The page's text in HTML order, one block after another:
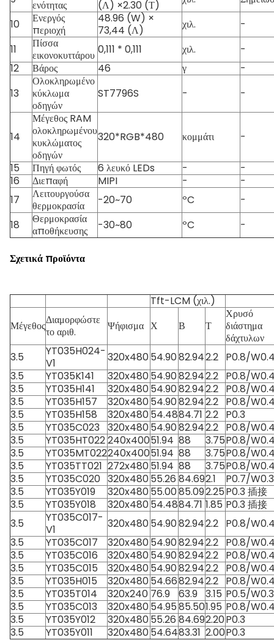
ενότητας (Λ) ×2.30 (Τ)
10
Ενεργός
περιοχή
48.96 (W) ×
73,44 (Λ)
χιλ.
-
11
Πίσσα
εικονοκυττάρου 0,111 * 0,111 χιλ.
-
12
Βάρος 46 γ
-
13
Ολοκληρωμένο
κύκλωμα
οδηγών
ST7796S - -
14
Μέγεθος RAM
ολοκληρωμένου
κυκλώματος
οδηγών
320*RGB*480 κομμάτι -
15 Πηγή φωτός 6 λευκό LEDs -
-
16
Διεπαφή MIPI -
-
17
Λειτουργούσα
θερμοκρασία
-20~70 ºC
-
18
Θερμοκρασία
αποθήκευσης
-30~80 ºC -
Σχετικά προϊόντα
Tft-LCM (χιλ.)
ΜέγεθοςΔιαμορφώστε
το αριθ.
Ψήφισμα Χ Β Τ
Χρυσό
διάστημα
δάχτυλων
3.5
YT035H024-
V1
320x48054.9082.942.2 P0.8/
3.5
YT035K141 320x48054.9082.942.2 P0.8/
3.5
YT035H141 320x48054.9082.942.2 P0.8/
3.5
YT035H157 320x48054.9082.942.2 P0.8/
3.5
YT035H158 320x48054.4884.71 2.2 P0.3
3.5
YT035C023 320x48054.9082.942.2 P0.8/
3.5
YT035HT022240x40051.94 88 3.75P0.8/
3.5
YT035MT022240x40051.94 88 3.75P0.8/
3.5
YT035TT021 272x48051.94 88 3.75P0.8/
3.5
YT035C020 320x48055.26 84.692.1
P0.7/
3.5
YT035Y019 320x48055.0085.092.25P0.3 插接
3.5
YT035Y018 320x48054.4884.71 1.85 P0.3 插接
3.5
YT035C017-
V1
320x48054.9082.942.2 P0.8/
3.5
YT035C017 320x48054.9082.942.2 P0.8/
3.5
YT035C016 320x48054.9082.942.2 P0.8/
3.5
YT035C015 320x48054.9082.942.2 P0.8/
3.5
YT035H015 320x48054.6682.942.2 P0.8/
3.5
YT035T014 320x240 76.9 63.9 3.15 P0.5/
3.5
YT035C013 320x48054.9585.501.95 P0.8/
3.5
YT035Y012 320x48055.26 84.692.20P0.3
3.5
YT035Y011 320x48054.6483.31 2.00P0.3